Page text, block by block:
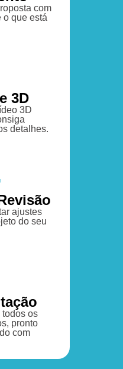
com
o que está
3D
3D
detalhes.
ajustes
do seu
todos os
pronto
com